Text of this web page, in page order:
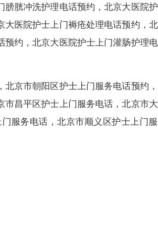
胱冲洗护理电话预约，北京大医院
医院护士上门褥疮处理电话预约，
约，北京大医院护士上门灌肠护理
京市朝阳区护士上门服务电话预约
昌平区护士上门服务电话，北京市
服务电话，北京市顺义区护士上门